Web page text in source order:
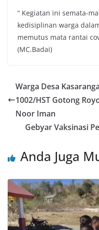
“ Kegiatan ini semata-
kedisiplinan warga
memutus mata rantai
(MC.Badai)
Warga Desa
1002/HST Gotong
Noor Iman
Gebyar Vaksinasi
Anda Juga